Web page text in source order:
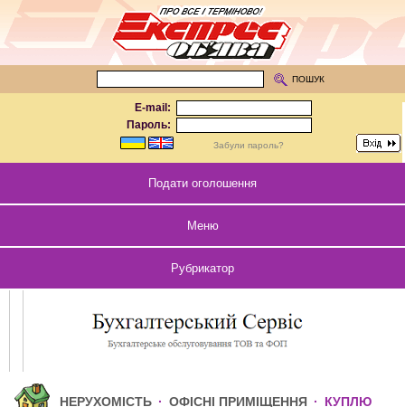
E-mail:
Пароль:
Забули пароль?
ПОШУК
Подати оголошення
Меню
Рубрикатор
НЕРУХОМІСТЬ · ОФІСНІ ПРИМІЩЕННЯ · КУПЛЮ